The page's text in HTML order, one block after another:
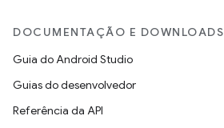
DOCUMENTAÇÃO E DOWNLOADS
Guia do Android Studio
Guias do desenvolvedor
Referência da API